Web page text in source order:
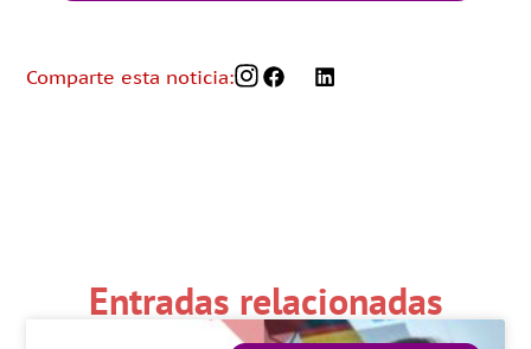
Comparte esta noticia:
Entradas relacionadas